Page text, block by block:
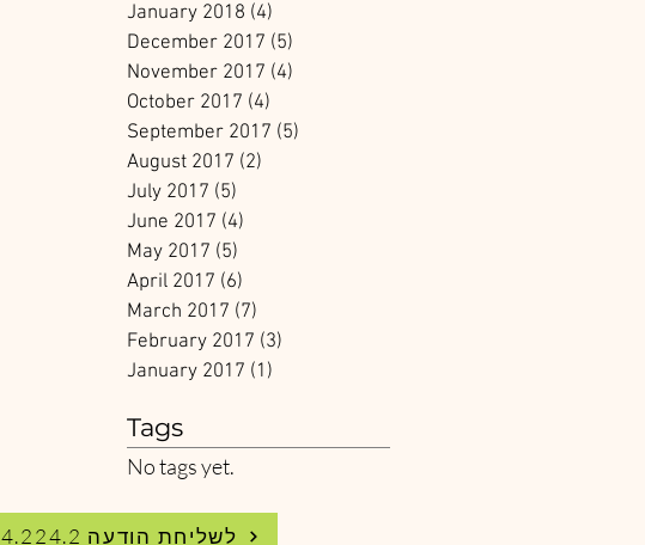
January 2018 (4)
December 2017 (5)
November 2017 (4)
October 2017 (4)
September 2017 (5)
August 2017 (2)
July 2017 (5)
June 2017 (4)
May 2017 (5)
April 2017 (6)
March 2017 (7)
February 2017 (3)
January 2017 (1)
Tags
No tags yet.
WhatsApp לשליחת הודעה 054.224.224.2